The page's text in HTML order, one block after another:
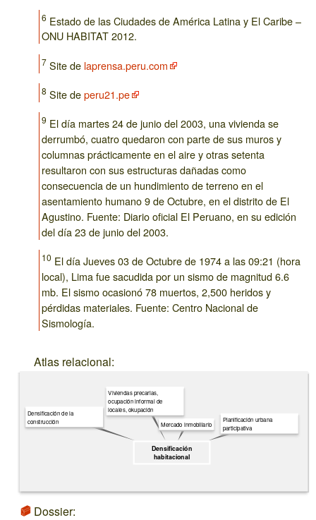
6 Estado de las Ciudades de América Latina y El Caribe –
ONU HABITAT 2012.
7 Site de laprensa.peru.com
8 Site deperu21.pe
9 El día martes 24 de junio del 2003, una vivienda se
derrumbó, cuatro quedaron con parte de sus muros y
columnas prácticamente en el aire y otras setenta
resultaron con sus estructuras dañadas como
consecuencia de un hundimiento de terreno en el
asentamiento humano 9 de Octubre, en el distrito de El
Agustino. Fuente: Diario oficial El Peruano, en su edición
del día 23 de junio del 2003.
10 El día Jueves 03 de Octubre de 1974 a las 09:21 (hora
local), Lima fue sacudida por un sismo de magnitud 6.6
mb. El sismo ocasionó 78 muertos, 2,500 heridos y
pérdidas materiales. Fuente: Centro Nacional de
Sismología.
Atlas relacional:
Densificación
habitacional
Planificación urbana
participativa
Mercado inmobiliario
Viviendas precarias,
ocupación informal de
locales, okupación
Densificación de la
construcción
Dossier: